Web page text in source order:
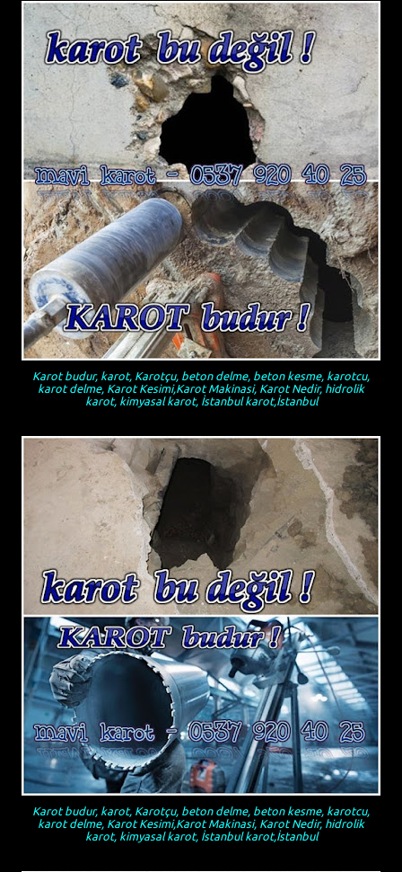
Karot budur, karot, Karotçu, beton delme, beton kesme, karotcu,
karot delme, Karot Kesimi,Karot Makinasi, Karot Nedir, hidrolik
karot, kimyasal karot, İstanbul karot,İstanbul
Karot budur, karot, Karotçu, beton delme, beton kesme, karotcu,
karot delme, Karot Kesimi,Karot Makinasi, Karot Nedir, hidrolik
karot, kimyasal karot, İstanbul karot,İstanbul